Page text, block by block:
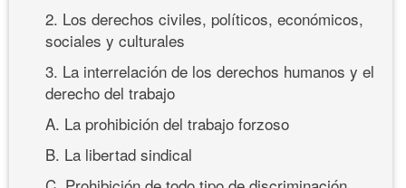
2. Los derechos civiles, políticos, económicos,
sociales y culturales
3. La interrelación de los derechos humanos y el
derecho del trabajo
A. La prohibición del trabajo forzoso
B. La libertad sindical